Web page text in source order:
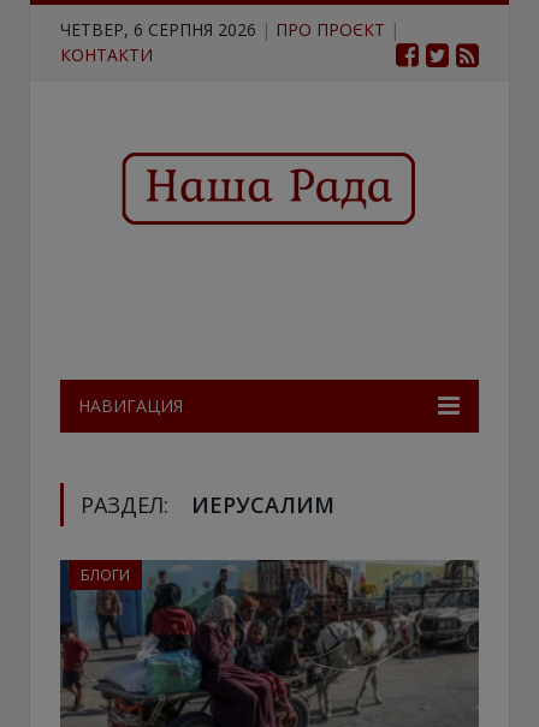
ЧЕТВЕР, 6 СЕРПНЯ 2026 | ПРО ПРОЄКТ |
КОНТАКТИ
НАВИГАЦИЯ
РАЗДЕЛ: ИЕРУСАЛИМ
БЛОГИ